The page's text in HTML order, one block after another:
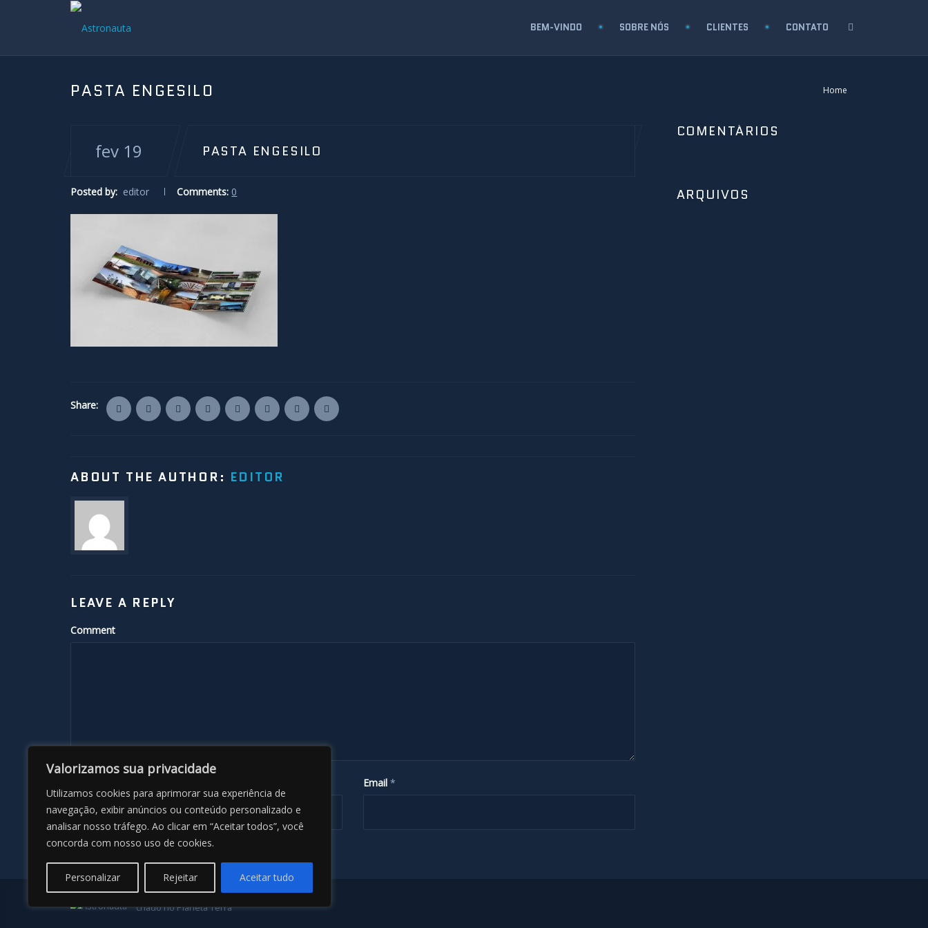
Valorizamos sua privacidade
Utilizamos cookies para aprimorar sua experiência de
navegação, exibir anúncios ou conteúdo personalizado e
analisar nosso tráfego. Ao clicar em “Aceitar todos”, você
concorda com nosso uso de cookies.
Personalizar Rejeitar Aceitar tudo
BEM-VINDO SOBRE NÓS CLIENTES CONTATO
PASTA ENGESILO Home
fev 19 PASTA ENGESILO
Posted by: editor Comments: 0
Share:
ABOUT THE AUTHOR: EDITOR
LEAVE A REPLY
Comment
Email *
COMENTÁRIOS
ARQUIVOS
criado no Planeta Terra